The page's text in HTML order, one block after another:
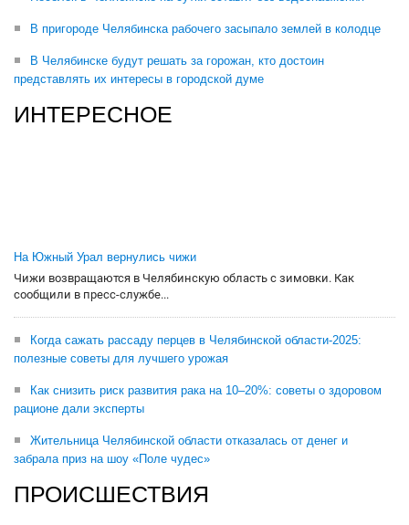
В пригороде Челябинска рабочего засыпало землей в колодце
В Челябинске будут решать за горожан, кто достоин
представлять их интересы в городской думе
ИНТЕРЕСНОЕ
На Южный Урал вернулись чижи
Чижи возвращаются в Челябинскую область с зимовки. Как
сообщили в пресс-службе...
Когда сажать рассаду перцев в Челябинской области-2025:
полезные советы для лучшего урожая
Как снизить риск развития рака на 10–20%: советы о здоровом
рационе дали эксперты
Жительница Челябинской области отказалась от денег и
забрала приз на шоу «Поле чудес»
ПРОИСШЕСТВИЯ